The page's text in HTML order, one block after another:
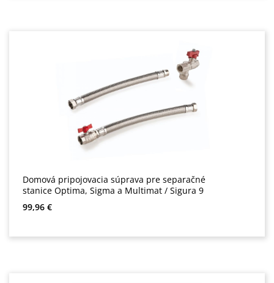
Domová pripojovacia súprava pre separačné
stanice Optima, Sigma a Multimat / Sigura 9
Bežná cena:
99,96 €